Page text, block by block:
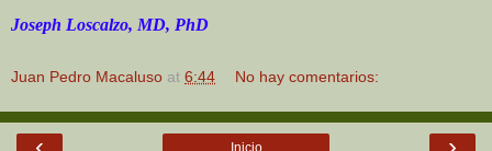
Joseph Loscalzo, MD, PhD
Juan Pedro Macaluso at 6:44 No hay comentarios: